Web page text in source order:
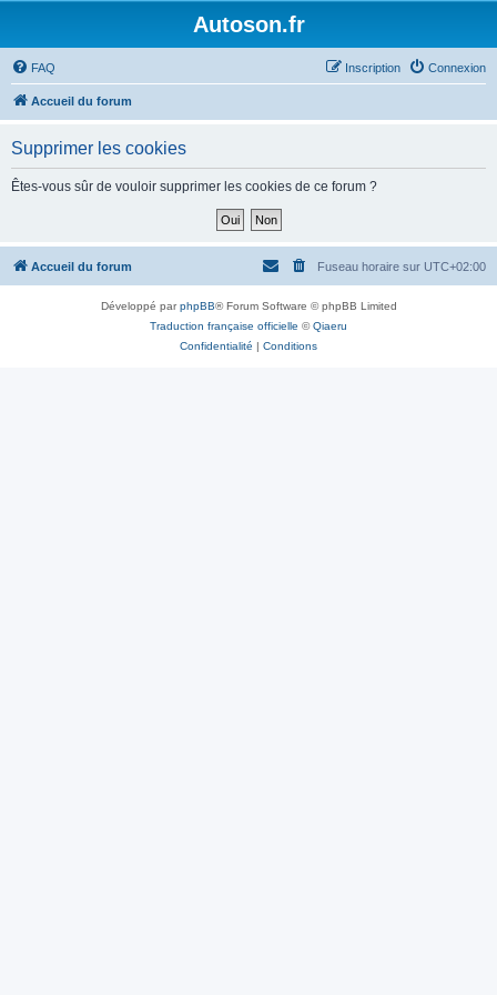
Autoson.fr
FAQ Connexion
Inscription
Accueil du forum
Supprimer les cookies
Êtes-vous sûr de vouloir supprimer les cookies de ce forum ?
Accueil du forum Fuseau horaire sur UTC+02:00
Développé parphpBB® Forum Software © phpBB Limited
Traduction française officielle ©Qiaeru
Confidentialité | Conditions